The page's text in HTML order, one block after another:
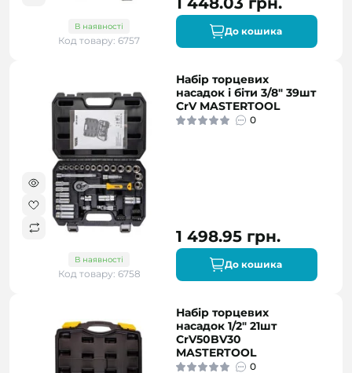
В наявності
Код товару: 6757
До кошика
В наявності
Код товару: 6758
Набір торцевих
насадок і біти 3/8" 39шт
CrV MASTERTOOL
0
1 498.95 грн.
До кошика
Набір торцевих
насадок 1/2" 21шт
CrV50BV30
MASTERTOOL
0